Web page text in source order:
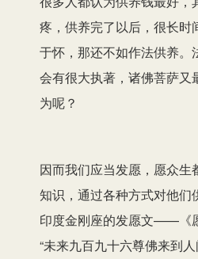
疼，供养完了以后，很长时
于怀，那还不如作法供养。
会有很大执著，诸佛菩萨又
为呢？
因而我们应当发愿，愿众生
知识，通过各种方式对他们
印度金刚座的发愿文——《
“未来九百九十六尊佛来到